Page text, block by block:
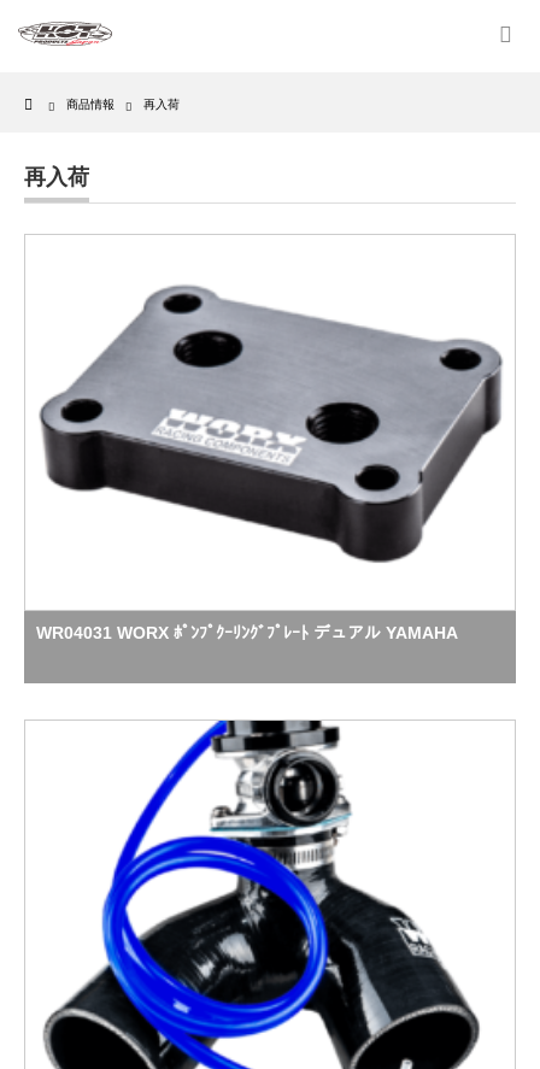
Home
商品情報 再入荷
再入荷
WR04031 WORX ﾎﾟﾝﾌﾟｸｰﾘﾝｸﾞﾌﾟﾚｰﾄ デュアル YAMAHA